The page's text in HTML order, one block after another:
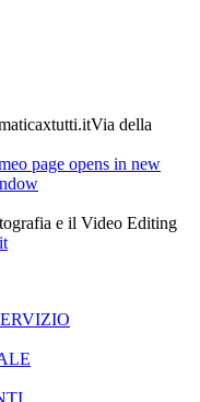
Via della
page opens in new
e il Video Editing